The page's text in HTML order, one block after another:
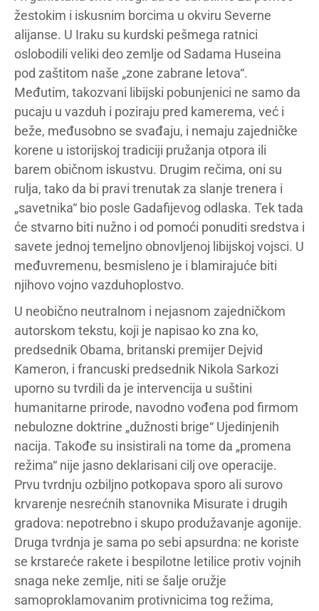
žestokim i iskusnim borcima u okviru Severne
alijanse. U Iraku su kurdski pešmega ratnici
oslobodili veliki deo zemlje od Sadama Huseina
pod zaštitom naše „zone zabrane letova“.
Međutim, takozvani libijski pobunjenici ne samo da
pucaju u vazduh i poziraju pred kamerema, već i
beže, međusobno se svađaju, i nemaju zajedničke
korene u istorijskoj tradiciji pružanja otpora ili
barem običnom iskustvu. Drugim rečima, oni su
rulja, tako da bi pravi trenutak za slanje trenera i
„savetnika“ bio posle Gadafijevog odlaska. Tek tada
će stvarno biti nužno i od pomoći ponuditi sredstva i
savete jednoj temeljno obnovljenoj libijskoj vojsci. U
međuvremenu, besmisleno je i blamirajuće biti
njihovo vojno vazduhoplostvo.
U neobično neutralnom i nejasnom zajedničkom
autorskom tekstu, koji je napisao ko zna ko,
predsednik Obama, britanski premijer Dejvid
Kameron, i francuski predsednik Nikola Sarkozi
uporno su tvrdili da je intervencija u suštini
humanitarne prirode, navodno vođena pod firmom
nebulozne doktrine „dužnosti brige“ Ujedinjenih
nacija. Takođe su insistirali na tome da „promena
režima“ nije jasno deklarisani cilj ove operacije.
Prvu tvrdnju ozbiljno potkopava sporo ali surovo
krvarenje nesrećnih stanovnika Misurate i drugih
gradova: nepotrebno i skupo produžavanje agonije.
Druga tvrdnja je sama po sebi apsurdna: ne koriste
se krstareće rakete i bespilotne letilice protiv vojnih
snaga neke zemlje, niti se šalje oružje
samoproklamovanim protivnicima tog režima,